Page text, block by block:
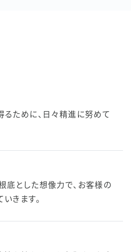
るために、日々精進に努めて
底とした想像力で、お客様の
きます。